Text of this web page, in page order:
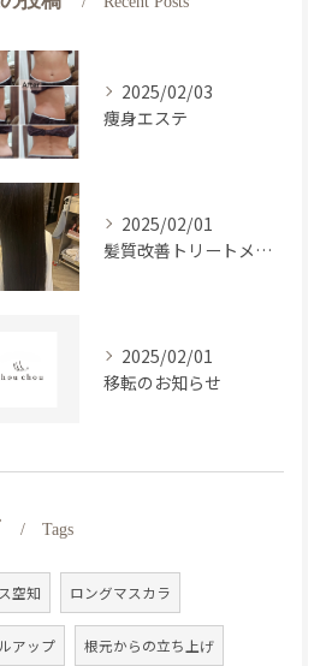
2025/02/03
痩身エステ
2025/02/01
髪質改善トリートメント
2025/02/01
移転のお知らせ
Tags
空知 ロングマスカラ
アップ 根元からの立ち上げ